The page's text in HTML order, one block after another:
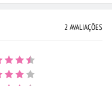
2 AVALIAÇÕES